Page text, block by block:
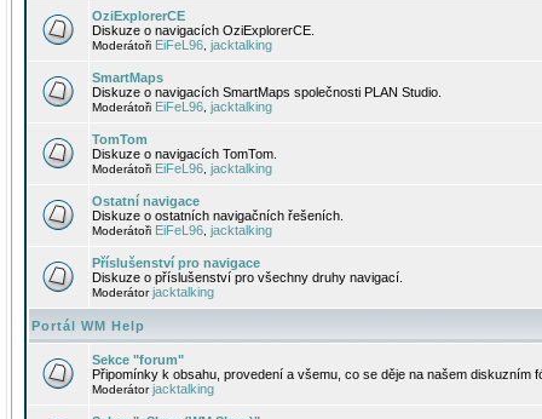
OziExplorerCE
Diskuze o navigacích OziExplorerCE.
Moderátoři EiFeL96 jacktalking
SmartMaps
Diskuze o navigacích SmartMaps společnosti PLAN Studio.
Moderátoři EiFeL96 jacktalking
TomTom
Diskuze o navigacích TomTom.
Moderátoři EiFeL96 jacktalking
Ostatní navigace
Diskuze o ostatních navigačních řešeních.
Moderátoři EiFeL96 jacktalking
Příslušenství pro navigace
Diskuze o příslušenství pro všechny druhy navigací.
Moderátorjacktalking
Portál WM Help
Sekce "forum"
Připomínky k obsahu, provedení a všemu, co se děje na našem diskuzním
Moderátorjacktalking